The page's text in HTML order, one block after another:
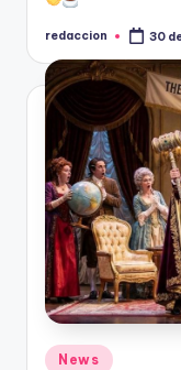
Publicado
redaccion 30
Publicado
News